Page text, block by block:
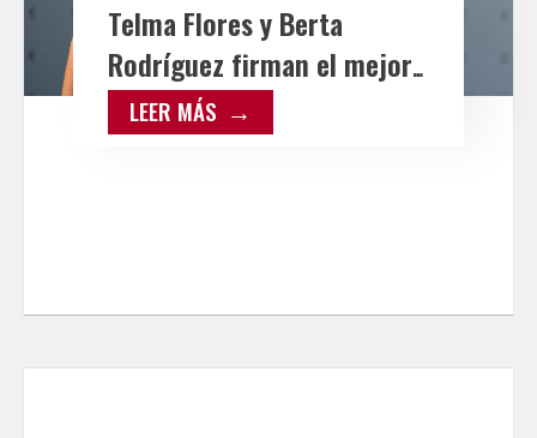
Telma Flores y Berta
Rodríguez firman el mejor
resultado internacional de
Castilla-La Mancha en St.
LEER MÁS